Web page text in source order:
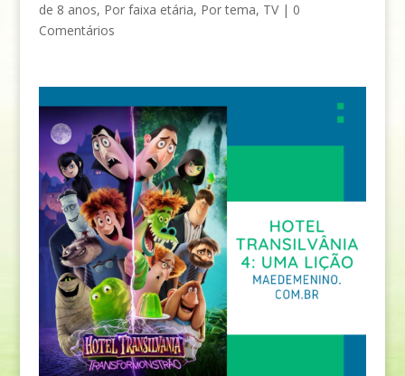
de 8 anos, Por faixa etária, Por tema, TV| 0
Comentários